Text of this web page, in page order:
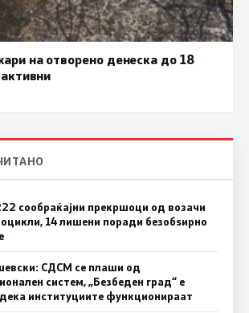
на отворено денеска до 18
сообраќајни прекршоци од возачи
14 лишени поради безобѕирно
СДСМ се плаши од
систем, „Безбеден град“ е
институциите функционираат